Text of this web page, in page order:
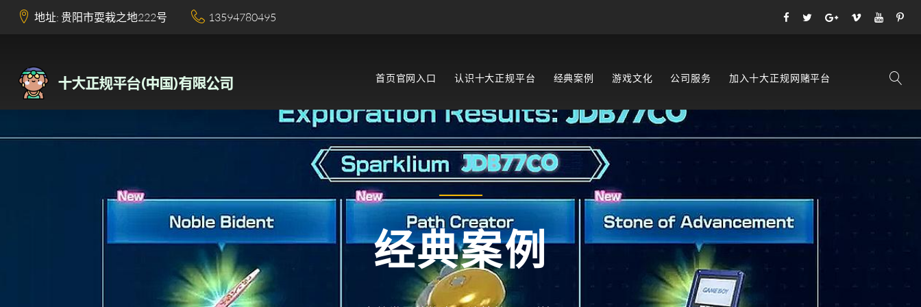
地址: 贵阳市耍栽之地222号 13594780495
首页官网入口 认识十大正规平台 经典案例 游戏文化 公司服务 加入十大正规网赌平台
经典案例